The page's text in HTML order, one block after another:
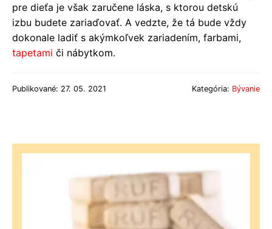
pre dieťa je však zaručene láska, s ktorou detskú
izbu budete zariaďovať. A vedzte, že tá bude vždy
dokonale ladiť s akýmkoľvek zariadením, farbami,
tapetami či nábytkom.
Publikované: 27. 05. 2021 Kategória: Bývanie